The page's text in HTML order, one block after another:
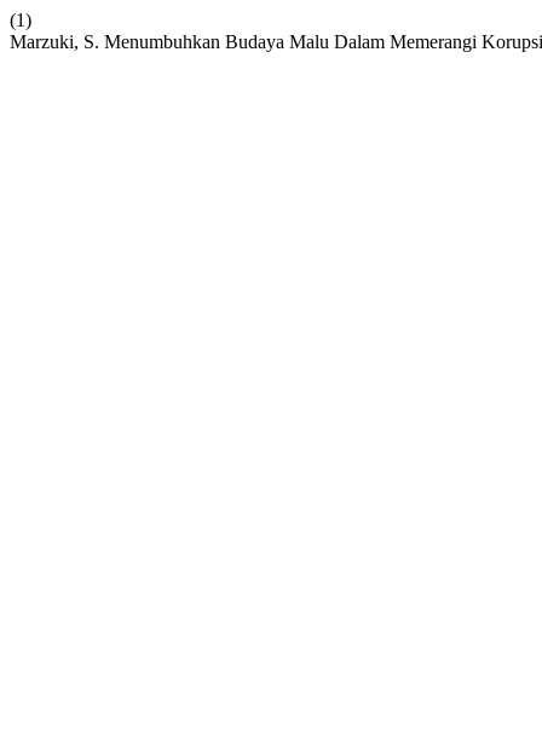
(1)
Marzuki, S. Menumbuhkan Budaya Malu Dalam Memerangi